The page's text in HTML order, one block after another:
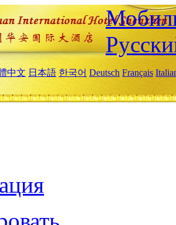
中文 日本語 한국어 Deutsch Français